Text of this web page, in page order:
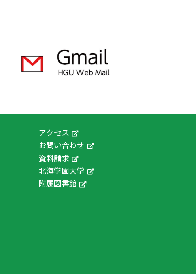
アクセス
お問い合わせ
資料請求
北海学園大学
附属図書館